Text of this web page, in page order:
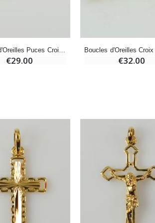
Bonbons Pastilles Menthe à l'Eau de Lourdes - 130g
€7.90
€78.00
Boucles d'Oreilles Puces Croix Gothique Plaqué Or
€29.00 €32.00